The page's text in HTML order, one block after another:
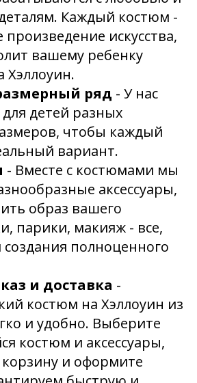
Каждый костюм -
искусства,
вашему ребенку
Хэллоуин.
ряд - У нас
детей разных
чтобы каждый
вариант.
- Вместе с костюмами мы
аксессуары,
образ вашего
парики, макияж - все,
полноценного
и доставка -
костюм на Хэллоуин из
и удобно. Выберите
костюм и аксессуары,
и оформите